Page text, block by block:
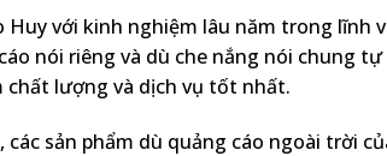
Huy với kinh nghiệm lâu năm trong lĩnh
nói riêng và dù che nắng nói chung
chất lượng và dịch vụ tốt nhất.
các sản phẩm dù quảng cáo ngoài trời